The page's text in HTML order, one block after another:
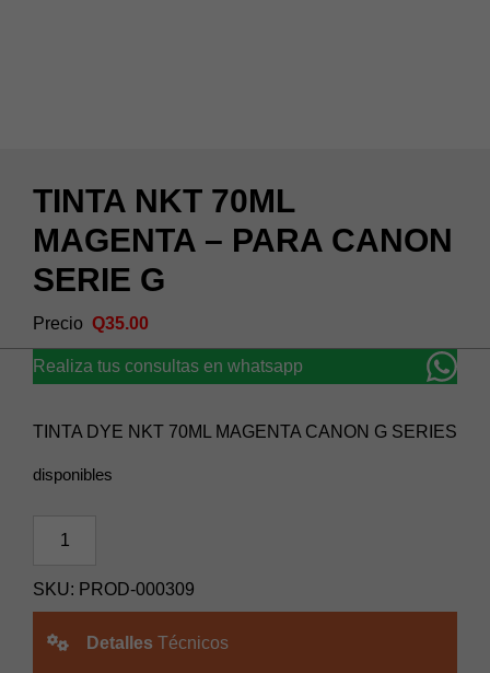
TINTA NKT 70ML
MAGENTA – PARA CANON
SERIE G
Q35.00
Realiza tus consultas en whatsapp
TINTA DYE NKT 70ML MAGENTA CANON G SERIES
disponibles
NKT
MAGENTA
PARA
SKU: PROD-000309
Detalles Técnicos